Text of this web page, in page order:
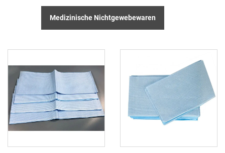
Medizinische Nichtgewebewaren